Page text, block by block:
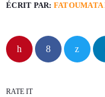
ÉCRIT PAR:
RATE IT